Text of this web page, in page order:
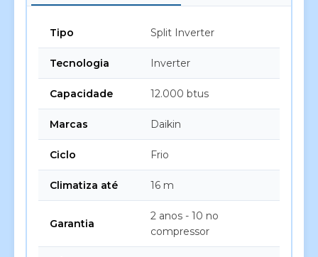
Tipo Split Inverter
Tecnologia Inverter
Capacidade 12.000 btus
Marcas Daikin
Ciclo Frio
Climatiza até 16 m
Garantia
2 anos - 10 no
compressor